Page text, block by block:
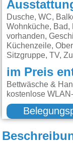
Dusche, WC,
Wohnküche, Bad,
vorhanden,
Küchenzeile,
Sitzgruppe, TV,
im Preis
Bettwäsche &
kostenlose